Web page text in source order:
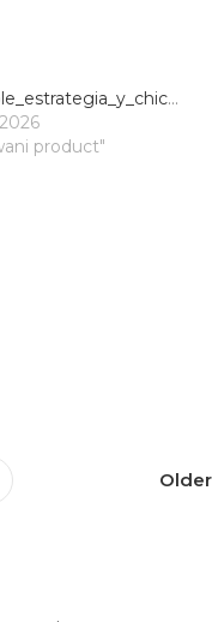
Increíble_estrategia_y_chicken_road_app_para_dominar_el_cruce_y_conseguir_la_m
product"
Older